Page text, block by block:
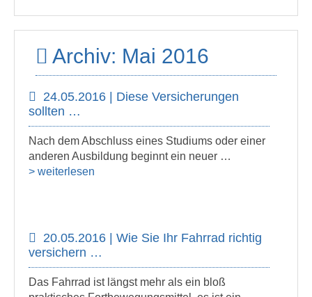
Archiv: Mai 2016
24.05.2016 | Diese Versicherungen
sollten …
Nach dem Abschluss eines Studiums oder einer
anderen Ausbildung beginnt ein neuer …
> weiterlesen
20.05.2016 | Wie Sie Ihr Fahrrad richtig
versichern …
Das Fahrrad ist längst mehr als ein bloß